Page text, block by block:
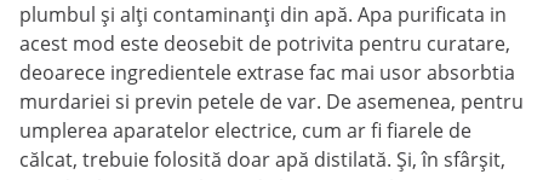
plumbul și alți contaminanți din apă. Apa purificata in
acest mod este deosebit de potrivita pentru curatare,
deoarece ingredientele extrase fac mai usor absorbtia
murdariei si previn petele de var. De asemenea, pentru
umplerea aparatelor electrice, cum ar fi fiarele de
călcat, trebuie folosită doar apă distilată. Și, în sfârșit,